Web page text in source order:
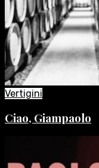
Vertigini
Ciao, Giampaolo